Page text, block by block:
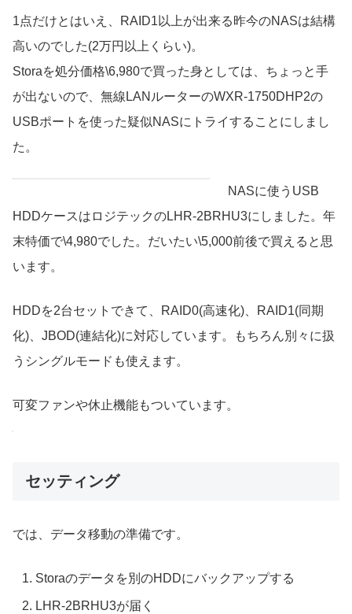
1点だけとはいえ、RAID1以上が出来る昨今のNASは結構
高いのでした(2万円以上くらい)。
Storaを処分価格\6,980で買った身としては、ちょっと手
が出ないので、無線LANルーターのWXR-1750DHP2の
USBポートを使った疑似NASにトライすることにしまし
た。
NASに使うUSB
HDDケースはロジテックのLHR-2BRHU3にしました。年
末特価で\4,980でした。だいたい\5,000前後で買えると思
います。
HDDを2台セットできて、RAID0(高速化)、RAID1(同期
化)、JBOD(連結化)に対応しています。もちろん別々に扱
うシングルモードも使えます。
可変ファンや休止機能もついています。
セッティング
では、データ移動の準備です。
Storaのデータを別のHDDにバックアップする
LHR-2BRHU3が届く